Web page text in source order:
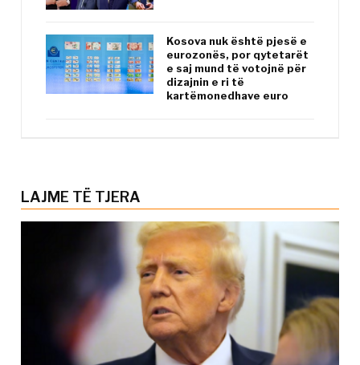
Kosova nuk është pjesë e
eurozonës, por qytetarët
e saj mund të votojnë për
dizajnin e ri të
kartëmonedhave euro
LAJME TË TJERA